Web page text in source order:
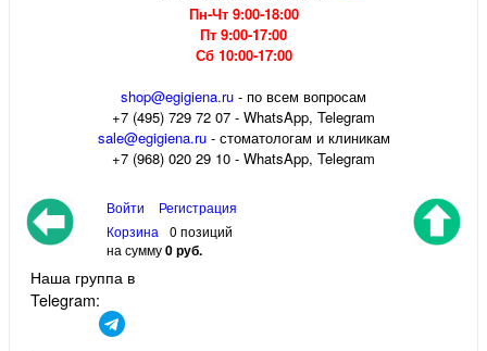
Пн-Чт 9:00-18:00
Пт 9:00-17:00
Сб 10:00-17:00
shop@egigiena.ru - по всем вопросам
‎+7 (495) 729 72 07 - WhatsApp, Telegram
sale@egigiena.ru- стоматологам и клиникам
+7 (968) 020 29 10 - WhatsApp, Telegram
Войти
Регистрация
Корзина
0 позиций
на сумму0 руб.
Наша группа в
Telegram: